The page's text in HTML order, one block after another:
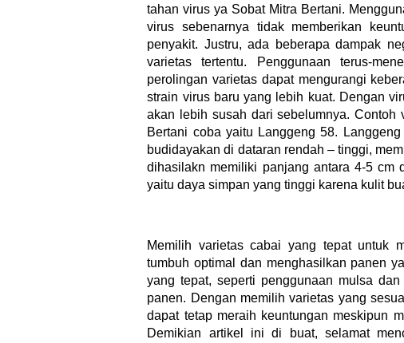
tahan virus ya Sobat Mitra Bertani.
virus sebenarnya tidak memberikan
penyakit. Justru, ada beberapa dampak
varietas tertentu. Penggunaan terus-
perolingan varietas dapat mengurangi
strain virus baru yang lebih kuat. Dengan
akan lebih susah dari sebelumnya.
Bertani coba yaitu Langgeng 58.
budidayakan di dataran rendah – tinggi,
dihasilakn memiliki panjang antara 4-5 cm
yaitu daya simpan yang tinggi karena kulit
Memilih varietas cabai yang tepat untuk
tumbuh optimal dan menghasilkan panen
yang tepat, seperti penggunaan mulsa
panen. Dengan memilih varietas yang
dapat tetap meraih keuntungan meskipun
Demikian artikel ini di buat, selamat